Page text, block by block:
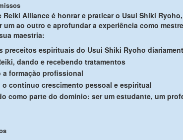
Reiki Alliance é honrar e praticar o Usui Shiki
um ao outro e aprofundar a experiência como
maestria:
preceitos espirituais do Usui Shiki Ryoho
dando e recebendo tratamentos
formação profissional
contínuo crescimento pessoal e espiritual
como parte do domínio: ser um estudante, um